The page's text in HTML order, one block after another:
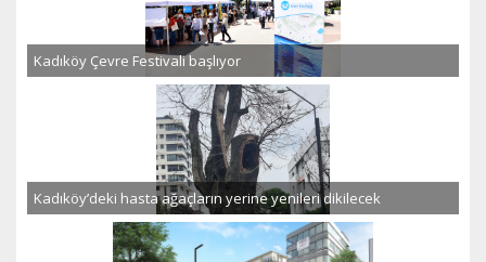
Kadıköy Çevre Festivali başlıyor
Kadıköy’deki hasta ağaçların yerine yenileri dikilecek